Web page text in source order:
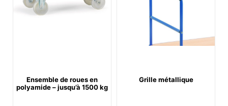
Ensemble de roues en
polyamide – jusqu’à 1500 kg
Grille métallique